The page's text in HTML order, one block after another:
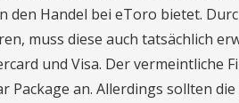
den Handel bei eToro bietet.
muss diese auch tatsächlich
und Visa. Der vermeintliche
Package an. Allerdings sollten